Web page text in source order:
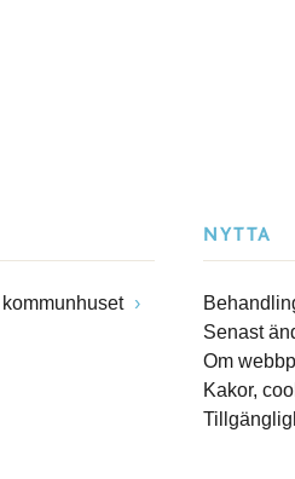
NYTTA
Senast
Om
Kakor,